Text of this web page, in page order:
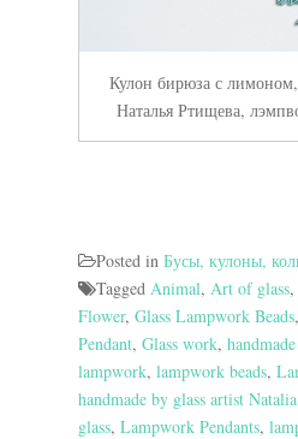
Кулон бирюза с
Наталья Ртищева,
Posted in Бусы, кулоны,
Tagged Animal, Art of glass,
Flower, Glass Lampwork Beads,
Pendant, Glass work,
lampwork, lampwork beads,
handmade by glass artist
glass, Lampwork Pendants,